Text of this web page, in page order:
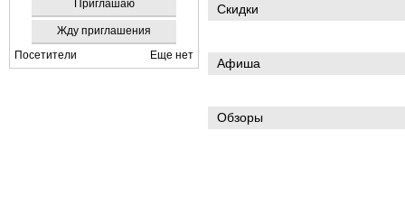
Приглашаю
Жду приглашения
Посетители
Еще нет
Скидки
Афиша
Обзоры